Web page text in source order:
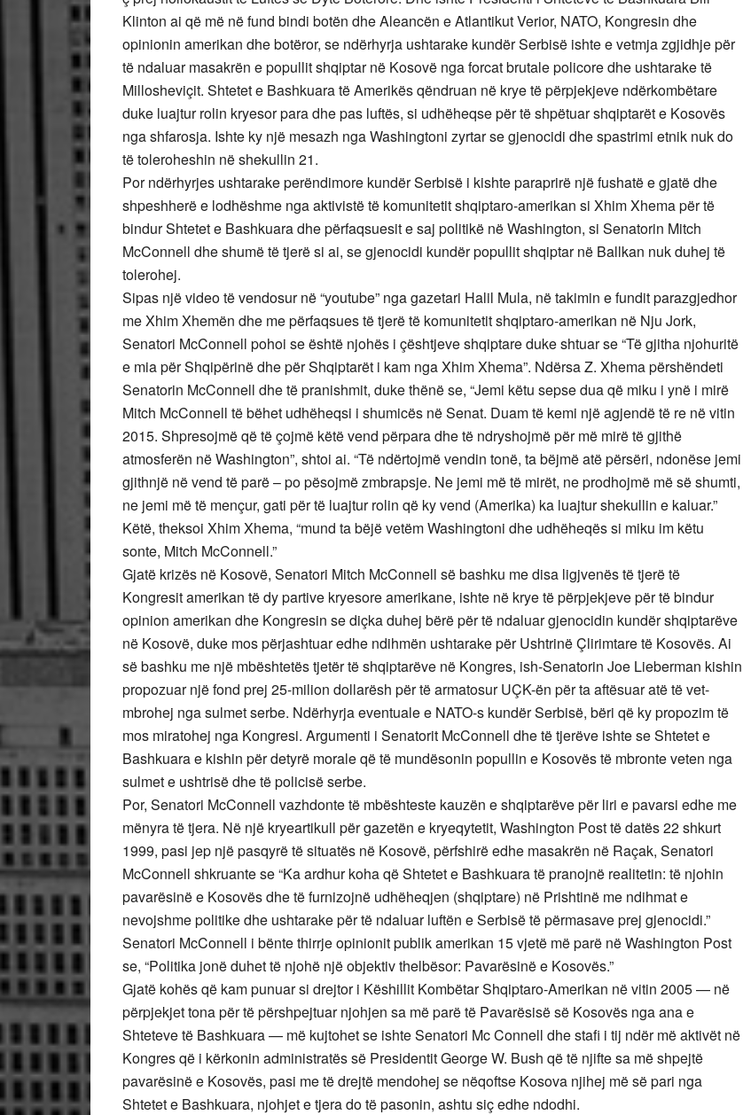
Klinton ai që më në fund bindi botën dhe Aleancën e Atlantikut Verior, NATO, Kongresin dhe
opinionin amerikan dhe botëror, se ndërhyrja ushtarake kundër Serbisë ishte e vetmja zgjidhje për
të ndaluar masakrën e popullit shqiptar në Kosovë nga forcat brutale policore dhe ushtarake të
Millosheviçit. Shtetet e Bashkuara të Amerikës qëndruan në krye të përpjekjeve ndërkombëtare
duke luajtur rolin kryesor para dhe pas luftës, si udhëheqse për të shpëtuar shqiptarët e Kosovës
nga shfarosja. Ishte ky një mesazh nga Washingtoni zyrtar se gjenocidi dhe spastrimi etnik nuk do
të toleroheshin në shekullin 21.
Por ndërhyrjes ushtarake perëndimore kundër Serbisë i kishte paraprirë një fushatë e gjatë dhe
shpeshherë e lodhëshme nga aktivistë të komunitetit shqiptaro-amerikan si Xhim Xhema për të
bindur Shtetet e Bashkuara dhe përfaqsuesit e saj politikë në Washington, si Senatorin Mitch
McConnell dhe shumë të tjerë si ai, se gjenocidi kundër popullit shqiptar në Ballkan nuk duhej të
tolerohej.
Sipas një video të vendosur në “youtube” nga gazetari Halil Mula, në takimin e fundit parazgjedhor
me Xhim Xhemën dhe me përfaqsues të tjerë të komunitetit shqiptaro-amerikan në Nju Jork,
Senatori McConnell pohoi se është njohës i çështjeve shqiptare duke shtuar se “Të gjitha njohuritë
e mia për Shqipërinë dhe për Shqiptarët i kam nga Xhim Xhema”. Ndërsa Z. Xhema përshëndeti
Senatorin McConnell dhe të pranishmit, duke thënë se, “Jemi këtu sepse dua që miku i ynë i mirë
Mitch McConnell të bëhet udhëheqsi i shumicës në Senat. Duam të kemi një agjendë të re në vitin
2015. Shpresojmë që të çojmë këtë vend përpara dhe të ndryshojmë për më mirë të gjithë
atmosferën në Washington”, shtoi ai. “Të ndërtojmë vendin tonë, ta bëjmë atë përsëri, ndonëse jemi
gjithnjë në vend të parë – po pësojmë zmbrapsje. Ne jemi më të mirët, ne prodhojmë më së shumti,
ne jemi më të mençur, gati për të luajtur rolin që ky vend (Amerika) ka luajtur shekullin e kaluar.”
Këtë, theksoi Xhim Xhema, “mund ta bëjë vetëm Washingtoni dhe udhëheqës si miku im këtu
sonte, Mitch McConnell.”
Gjatë krizës në Kosovë, Senatori Mitch McConnell së bashku me disa ligjvenës të tjerë të
Kongresit amerikan të dy partive kryesore amerikane, ishte në krye të përpjekjeve për të bindur
opinion amerikan dhe Kongresin se diçka duhej bërë për të ndaluar gjenocidin kundër shqiptarëve
në Kosovë, duke mos përjashtuar edhe ndihmën ushtarake për Ushtrinë Çlirimtare të Kosovës. Ai
së bashku me një mbështetës tjetër të shqiptarëve në Kongres, ish-Senatorin Joe Lieberman kishin
propozuar një fond prej 25-milion dollarësh për të armatosur UÇK-ën për ta aftësuar atë të vet-
mbrohej nga sulmet serbe. Ndërhyrja eventuale e NATO-s kundër Serbisë, bëri që ky propozim të
mos miratohej nga Kongresi. Argumenti i Senatorit McConnell dhe të tjerëve ishte se Shtetet e
Bashkuara e kishin për detyrë morale që të mundësonin popullin e Kosovës të mbronte veten nga
sulmet e ushtrisë dhe të policisë serbe.
Por, Senatori McConnell vazhdonte të mbështeste kauzën e shqiptarëve për liri e pavarsi edhe me
mënyra të tjera. Në një kryeartikull për gazetën e kryeqytetit, Washington Post të datës 22 shkurt
1999, pasi jep një pasqyrë të situatës në Kosovë, përfshirë edhe masakrën në Raçak, Senatori
McConnell shkruante se “Ka ardhur koha që Shtetet e Bashkuara të pranojnë realitetin: të njohin
pavarësinë e Kosovës dhe të furnizojnë udhëheqjen (shqiptare) në Prishtinë me ndihmat e
nevojshme politike dhe ushtarake për të ndaluar luftën e Serbisë të përmasave prej gjenocidi.”
Senatori McConnell i bënte thirrje opinionit publik amerikan 15 vjetë më parë në Washington Post
se, “Politika jonë duhet të njohë një objektiv thelbësor: Pavarësinë e Kosovës.”
Gjatë kohës që kam punuar si drejtor i Këshillit Kombëtar Shqiptaro-Amerikan në vitin 2005 — në
përpjekjet tona për të përshpejtuar njohjen sa më parë të Pavarësisë së Kosovës nga ana e
Shteteve të Bashkuara — më kujtohet se ishte Senatori Mc Connell dhe stafi i tij ndër më aktivët në
Kongres që i kërkonin administratës së Presidentit George W. Bush që të njifte sa më shpejtë
pavarësinë e Kosovës, pasi me të drejtë mendohej se nëqoftse Kosova njihej më së pari nga
Shtetet e Bashkuara, njohjet e tjera do të pasonin, ashtu siç edhe ndodhi.